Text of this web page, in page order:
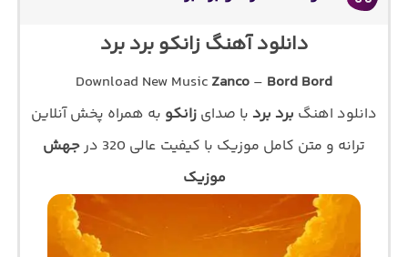
دانلود آهنگ زانکو برد برد
Download New Music Zanco – Bord Bord
دانلود اهنگ برد برد با صدای زانکو به همراه پخش آنلاین
ترانه و متن کامل موزیک با کیفیت عالی 320 در
جهش
موزیک